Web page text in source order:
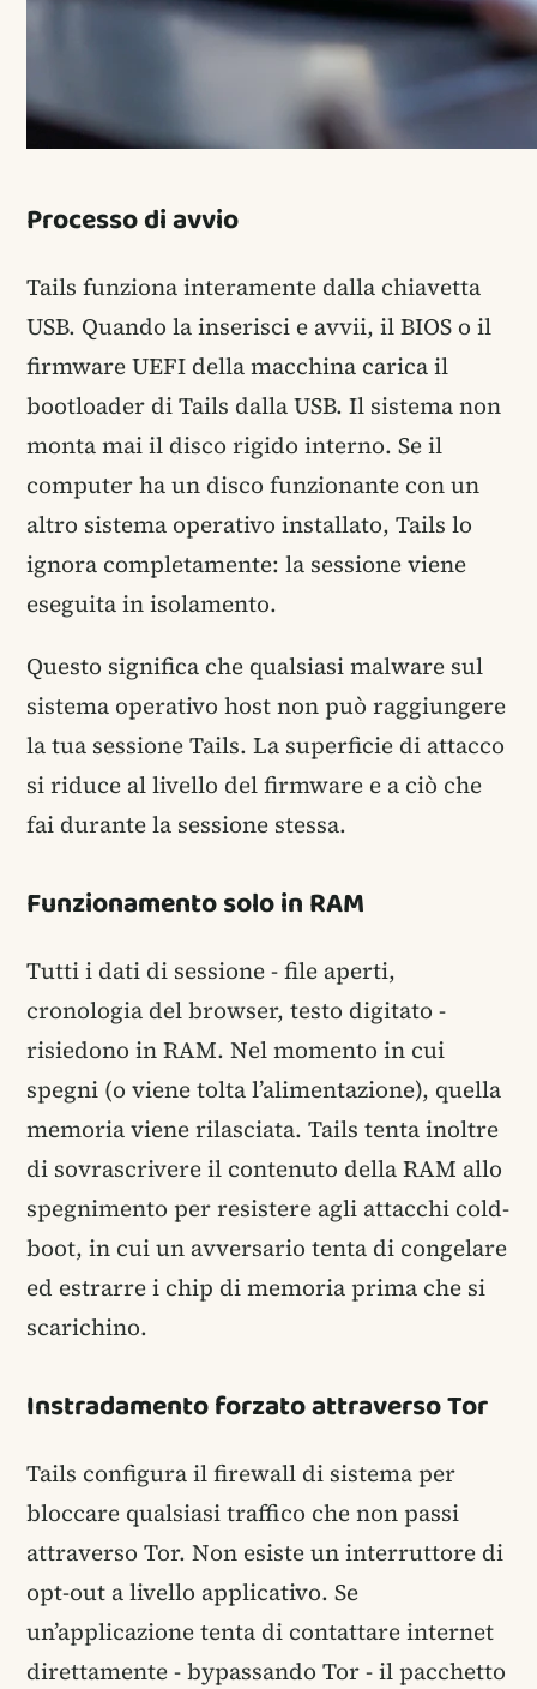
Processo di avvio
Tails funziona interamente dalla chiavetta
USB. Quando la inserisci e avvii, il BIOS o il
firmware UEFI della macchina carica il
bootloader di Tails dalla USB. Il sistema non
monta mai il disco rigido interno. Se il
computer ha un disco funzionante con un
altro sistema operativo installato, Tails lo
ignora completamente: la sessione viene
eseguita in isolamento.
Questo significa che qualsiasi malware sul
sistema operativo host non può raggiungere
la tua sessione Tails. La superficie di attacco
si riduce al livello del firmware e a ciò che
fai durante la sessione stessa.
Funzionamento solo in RAM
Tutti i dati di sessione - file aperti,
cronologia del browser, testo digitato -
risiedono in RAM. Nel momento in cui
spegni (o viene tolta l’alimentazione), quella
memoria viene rilasciata. Tails tenta inoltre
di sovrascrivere il contenuto della RAM allo
spegnimento per resistere agli attacchi cold-
boot, in cui un avversario tenta di congelare
ed estrarre i chip di memoria prima che si
scarichino.
Instradamento forzato attraverso Tor
Tails configura il firewall di sistema per
bloccare qualsiasi traffico che non passi
attraverso Tor. Non esiste un interruttore di
opt-out a livello applicativo. Se
un’applicazione tenta di contattare internet
direttamente - bypassando Tor - il pacchetto